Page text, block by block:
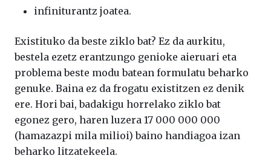
infiniturantz joatea.
Existituko da beste ziklo bat? Ez da aurkitu,
bestela ezetz erantzungo genioke aieruari eta
problema beste modu batean formulatu beharko
genuke. Baina ez da frogatu existitzen ez denik
ere. Hori bai, badakigu horrelako ziklo bat
egonez gero, haren luzera 17 000 000 000
(hamazazpi mila milioi) baino handiagoa izan
beharko litzatekeela.